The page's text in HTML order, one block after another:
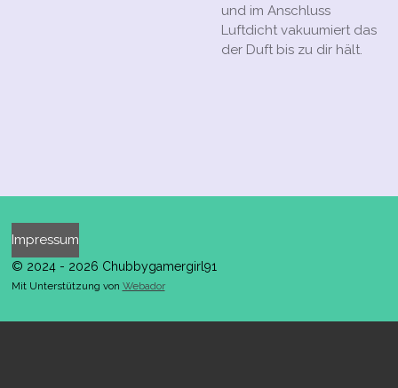
und im Anschluss
Luftdicht vakuumiert das
der Duft bis zu dir hält.
Impressum
© 2024 - 2026 Chubbygamergirl91
Mit Unterstützung von Webador